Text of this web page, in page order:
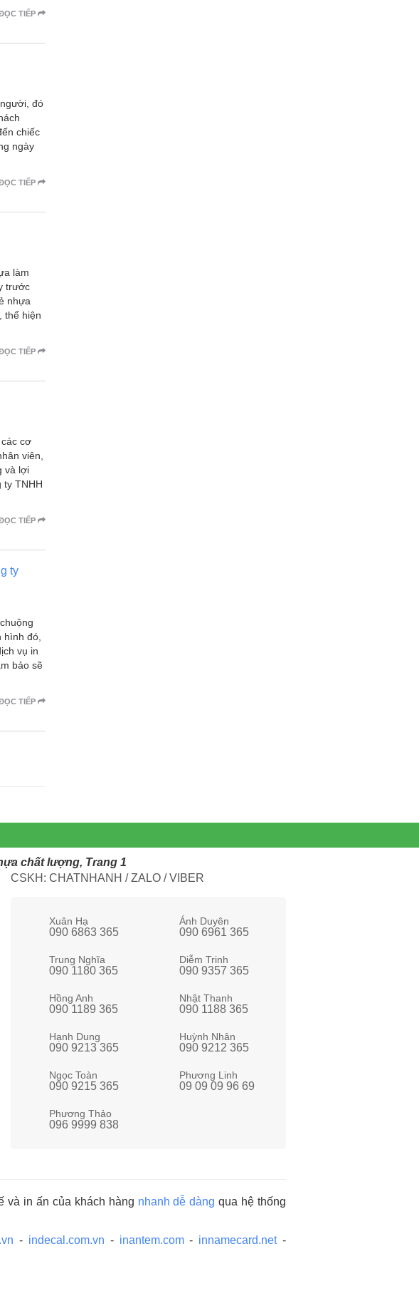
TIẾP
đó
chiếc
ngày
TIẾP
làm
trước
nhựa
thể hiện
TIẾP
cơ
viên,
và lợi
ty TNHH
TIẾP
ty
đó,
vụ in
bảo sẽ
TIẾP
chất lượng, Trang 1
CSKH: CHATNHANH / ZALO / VIBER
Xuân Hạ
090 6863 365
Ánh Duyên
090 6961 365
Trung Nghĩa
090 1180 365
Diễm Trinh
090 9357 365
Hồng Anh
090 1189 365
Nhật Thanh
090 1188 365
Hạnh Dung
090 9213 365
Huỳnh Nhân
090 9212 365
Ngọc Toàn
090 9215 365
Phương Linh
09 09 09 96 69
Phương Thảo
096 9999 838
và in ấn của khách hàng nhanh dễ dàng qua hệ thống
- indecal.com.vn - inantem.com- innamecard.net-